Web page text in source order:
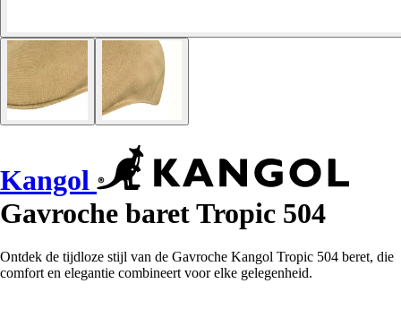
Kangol
Gavroche baret Tropic 504
Ontdek de tijdloze stijl van de Gavroche Kangol Tropic 504 beret, die
comfort en elegantie combineert voor elke gelegenheid.